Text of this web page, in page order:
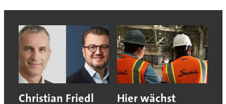
Christian Friedl
Hier wächst